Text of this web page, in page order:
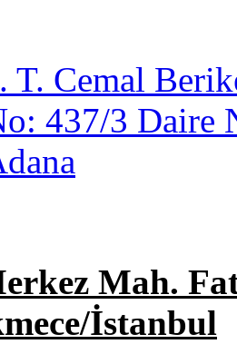
T. Cemal
437/3 Daire
Mah.
İstanbul